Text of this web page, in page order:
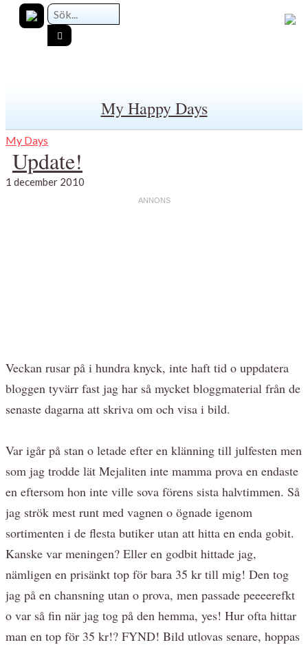
My Happy Days
My Days
Update!
1 december 2010
Veckan rusar på i hundra knyck, inte haft tid o uppdatera
bloggen tyvärr fast jag har så mycket bloggmaterial från de
senaste dagarna att skriva om och visa i bild.
Var igår på stan o letade efter en klänning till julfesten men
som jag trodde lät Mejaliten inte mamma prova en endaste
en eftersom hon inte ville sova förens sista halvtimmen. Så
jag strök mest runt med vagnen o ögnade igenom
sortimenten i de flesta butiker utan att hitta en enda gobit.
Kanske var meningen? Eller en godbit hittade jag,
nämligen en prisänkt top för bara 35 kr till mig! Den tog
jag på en chansning utan o prova, men passade peeeerefkt
o var så fin när jag tog på den hemma, yes! Hur ofta hittar
man en top för 35 kr!? FYND! Bild utlovas senare, hoppas